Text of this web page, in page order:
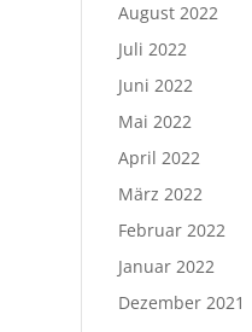
August 2022
Juli 2022
Juni 2022
Mai 2022
April 2022
März 2022
Februar 2022
Januar 2022
Dezember 2021